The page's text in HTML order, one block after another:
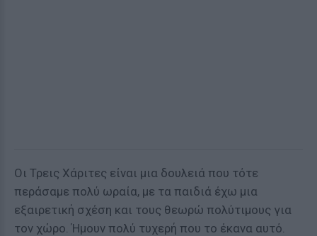
Οι Τρεις Χάριτες είναι μια δουλειά που τότε
περάσαμε πολύ ωραία, με τα παιδιά έχω μια
εξαιρετική σχέση και τους θεωρώ πολύτιμους για
τον χώρο. Ήμουν πολύ τυχερή που το έκανα αυτό.